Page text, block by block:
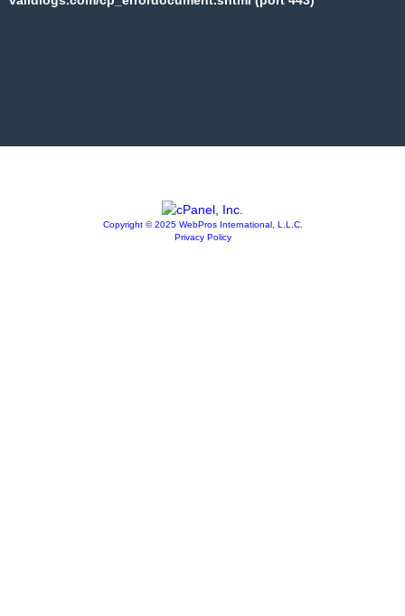
Copyright © 2025 WebPros International, L.L.C.
Privacy Policy